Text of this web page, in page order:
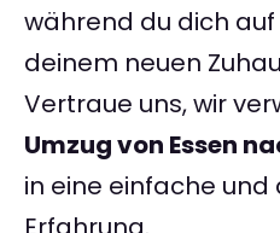
während du dich auf
deinem neuen
Vertraue uns, wir
Umzug von Essen
in eine einfache